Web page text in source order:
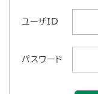
よくある質問（FAQ）
お問い合わせ先
Nederlands
ユーザID
パスワード